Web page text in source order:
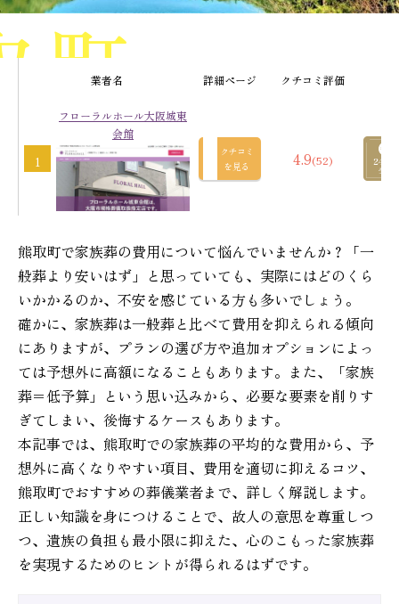
町
葬儀社
業者名 詳細ページ クチコミ評価
1
フローラルホール大阪城東
会館
クチコミ
を見る
4.9(52)
熊取町で家族葬の費用について悩んでいませんか？「一
般葬より安いはず」と思っていても、実際にはどのくら
いかかるのか、不安を感じている方も多いでしょう。
確かに、家族葬は一般葬と比べて費用を抑えられる傾向
にありますが、プランの選び方や追加オプションによっ
ては予想外に高額になることもあります。また、「家族
葬＝低予算」という思い込みから、必要な要素を削りす
ぎてしまい、後悔するケースもあります。
本記事では、熊取町での家族葬の平均的な費用から、予
想外に高くなりやすい項目、費用を適切に抑えるコツ、
熊取町でおすすめの葬儀業者まで、詳しく解説します。
正しい知識を身につけることで、故人の意思を尊重しつ
つ、遺族の負担も最小限に抑えた、心のこもった家族葬
を実現するためのヒントが得られるはずです。